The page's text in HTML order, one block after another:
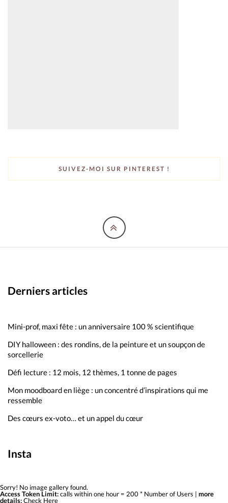
SUIVEZ-MOI SUR PINTEREST !
Derniers articles
Mini-prof, maxi fête : un anniversaire 100 % scientifique
DIY halloween : des rondins, de la peinture et un soupçon de
sorcellerie
Défi lecture : 12 mois, 12 thèmes, 1 tonne de pages
Mon moodboard en liège : un concentré d’inspirations qui me
ressemble
Des cœurs ex-voto… et un appel du cœur
Insta
Sorry! No image gallery found.
Access Token Limit:calls within one hour = 200 * Number of Users | more
details:Check Here